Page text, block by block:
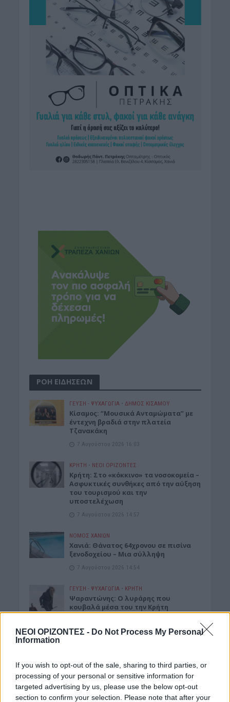
ΝΕΟΙ ΟΡΙΖΟΝΤΕΣ - Do Not Process My Personal
Information
If you wish to opt-out of the sale, sharing to third parties, or
processing of your personal or sensitive information for
targeted advertising by us, please use the below opt-out
section to confirm your selection. Please note that after your
ΡΟΗ ΕΙΔΗΣΕΩΝ
ΓΕΎΣΗ - ΨΥΧΑΓΩΓΊΑ • ΔΉΜΟΣ ΚΙΣΆΜΟΥ
Κίσαμος: “Μουσικά Ανταμώματα” με
έντεχνη βραδιά στην πλατεία
Τζανακάκη
7 Αυγούστου 2026 16:03
ΚΡΗΤΗ • ΝΕΟΙ ΟΡΙΖΟΝΤΕΣ
Κρήτη: Στο «κόκκινο» τα νοσοκομεία –
Ασφυκτικές συνθήκες από την αύξηση
του τουρισμού και την
υποστελέχωση
7 Αυγούστου 2026 14:57
ΝΟΜΌΣ ΧΑΝΊΩΝ
Χανιά: Θάνατος 64χρονου σε πισίνα
ξενοδοχείου – Μια σύλληψη
7 Αυγούστου 2026 14:54
ΓΕΎΣΗ - ΨΥΧΑΓΩΓΊΑ • ΚΡΗΤΗ
Ψαραντώνης: Ο λυράρης που
κουβαλά μέσα του την Κρήτη
ψηφιακό χάος
7 Αυγούστου 2026 13:30